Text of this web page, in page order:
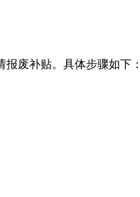
废补贴。具体步骤如下：